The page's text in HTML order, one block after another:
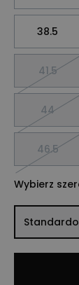
38.5
41.5
44
46.5
Wybierz